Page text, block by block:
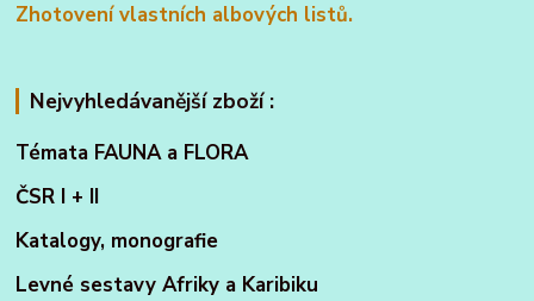
Zhotovení vlastních albových listů.
Nejvyhledávanější zboží :
Témata FAUNA a FLORA
ČSR I + II
Katalogy, monografie
Levné sestavy Afriky a Karibiku